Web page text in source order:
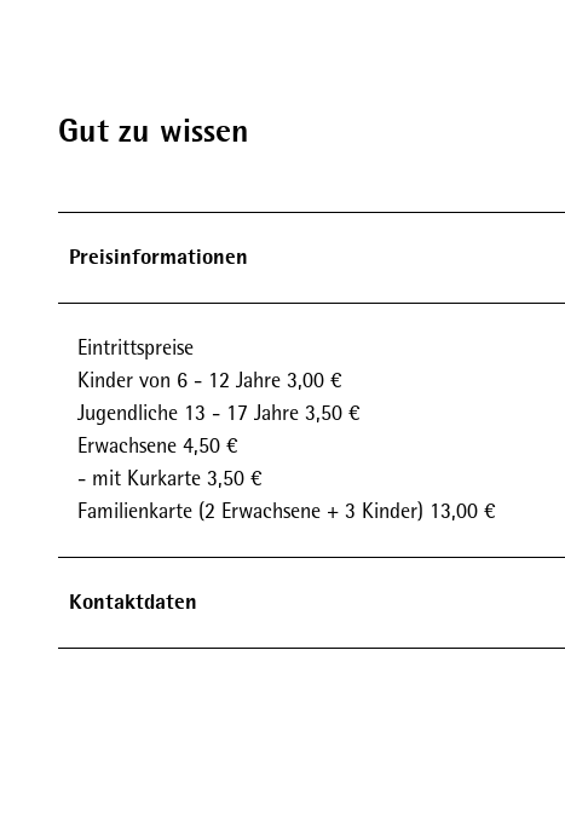
Gut zu wissen
Preisinformationen
Eintrittspreise
Kinder von 6 - 12 Jahre 3,00 €
Jugendliche 13 - 17 Jahre 3,50 €
Erwachsene 4,50 €
- mit Kurkarte 3,50 €
Familienkarte (2 Erwachsene + 3 Kinder) 13,00 €
Kontaktdaten